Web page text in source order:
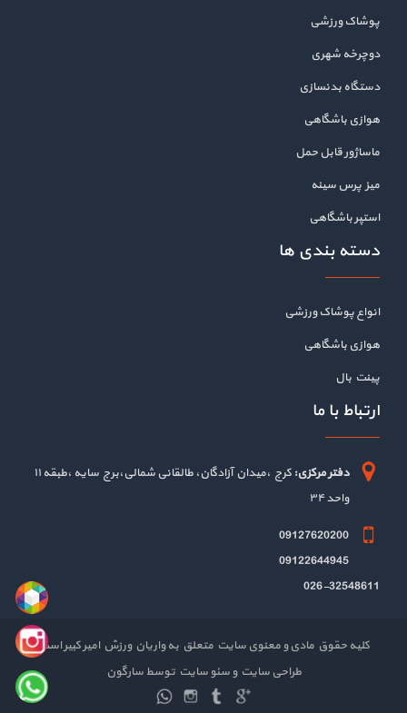
پوشاک ورزشی
دوچرخه شهری
دستگاه بدنسازی
هوازی باشگاهی
ماساژور قابل حمل
میز پرس سینه
استپر باشگاهی
دسته بندی ها
انواع پوشاک ورزشی
هوازی باشگاهی
پینت بال
ارتباط با ما
دفتر مرکزی:
کرج ،میدان آزادگان، طالقانی شمالی،برج سایه ،طبقه ۱۱
واحد ۳۴
09127620200
09122644945
026-32548611
کلیه حقوق مادی و معنوی سایت متعلق به واریان ورزش امیر کبیر است
طراحی سایتوسئو سایتتوسط سارگون